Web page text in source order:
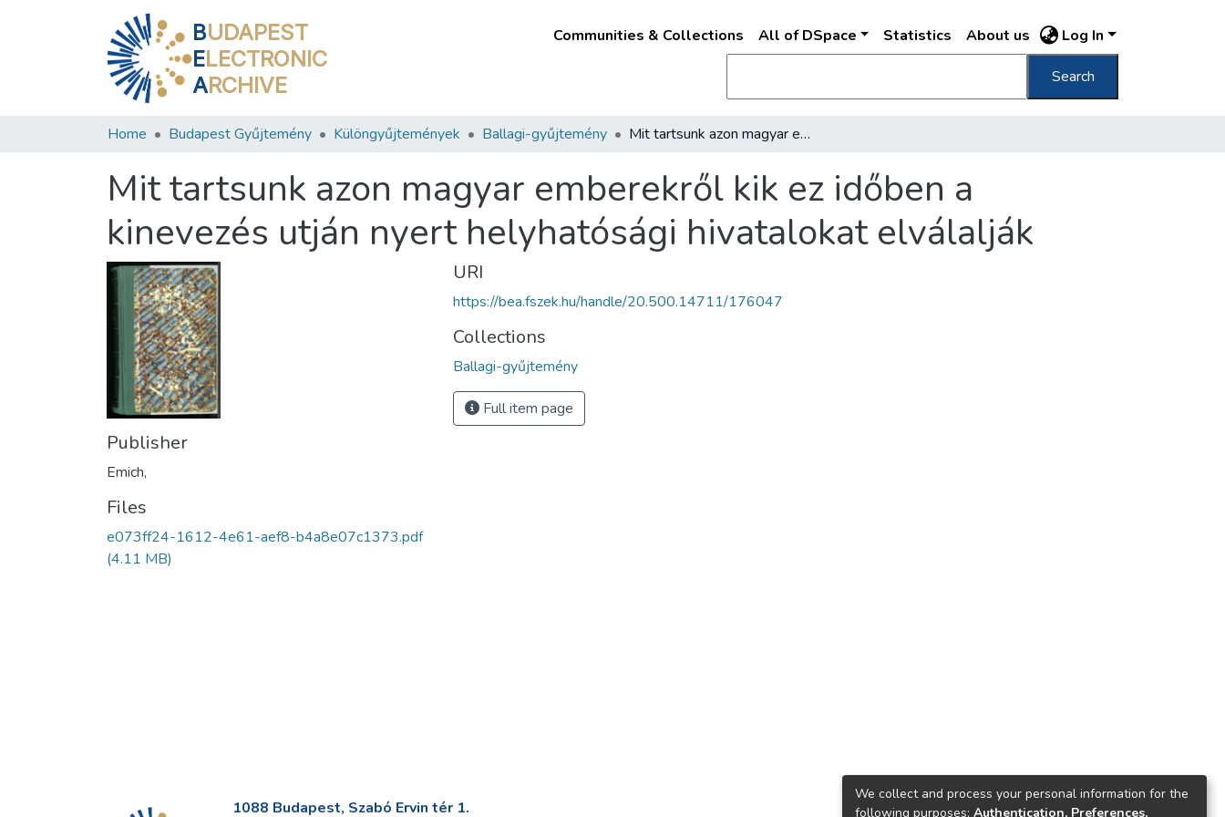
BUDAPEST
ELECTRONIC
ARCHIVE
Communities & Collections All of DSpace Statistics About us Log In
Search
Home Budapest Gyűjtemény Különgyűjtemények Ballagi-gyűjtemény Mit tartsunk azon magyar emberekről kik ez időben a kinevezés utján nyert helyhatósági hivatalokat elválalják
Mit tartsunk azon magyar emberekről kik ez időben a
kinevezés utján nyert helyhatósági hivatalokat elválalják
Publisher
Emich,
Files
e073ff24-1612-4e61-aef8-b4a8e07c1373.pdf
(4.11 MB)
URI
https://bea.fszek.hu/handle/20.500.14711/176047
Collections
Ballagi-gyűjtemény
Full item page
1088 Budapest, Szabó Ervin tér 1.
We collect and process your personal information for the
following purposes: Authentication, Preferences,